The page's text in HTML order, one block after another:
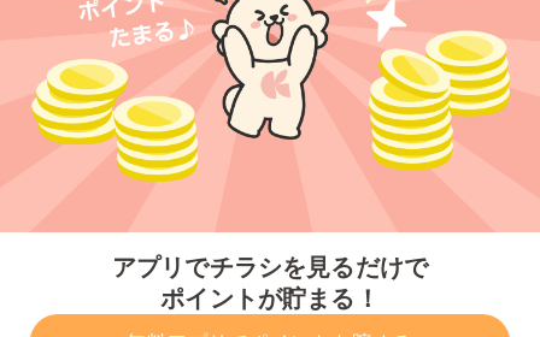
アプリでチラシを見るだけで
ポイントが貯まる！